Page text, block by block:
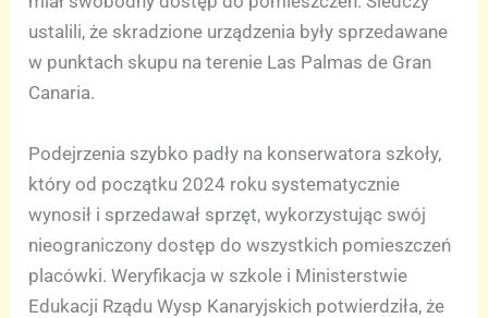
ustalili, że skradzione urządzenia były sprzedawane
w punktach skupu na terenie Las Palmas de Gran
Canaria.
Podejrzenia szybko padły na konserwatora szkoły,
który od początku 2024 roku systematycznie
wynosił i sprzedawał sprzęt, wykorzystując swój
nieograniczony dostęp do wszystkich pomieszczeń
placówki. Weryfikacja w szkole i Ministerstwie
Edukacji Rządu Wysp Kanaryjskich potwierdziła, że